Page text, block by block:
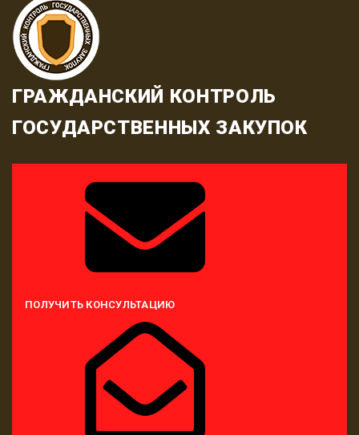
ГРАЖДАНСКИЙ КОНТРОЛЬ
ГОСУДАРСТВЕННЫХ ЗАКУПОК
ПОЛУЧИТЬ КОНСУЛЬТАЦИЮ